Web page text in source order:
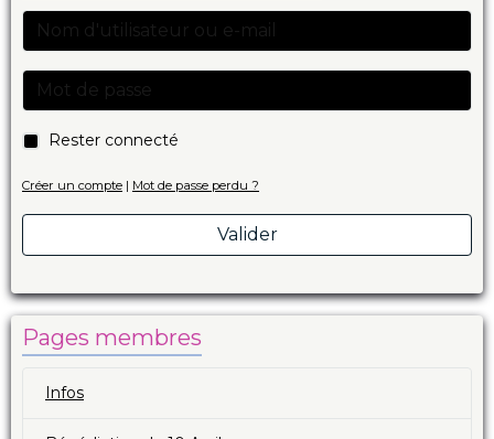
Rester connecté
Créer un compte | Mot de passe perdu ?
Valider
Pages membres
Infos